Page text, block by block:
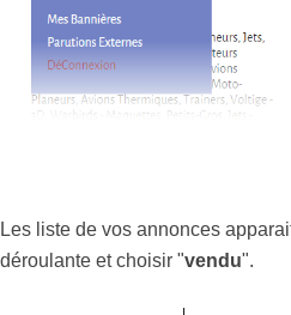
Les liste de vos annonces
déroulante et choisir "vendu".